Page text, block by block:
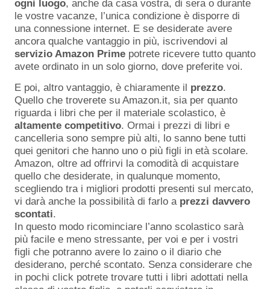
ogni luogo, anche da casa vostra, di sera o durante
le vostre vacanze, l’unica condizione è disporre di
una connessione internet. E se desiderate avere
ancora qualche vantaggio in più, iscrivendovi al
servizio Amazon Prime potrete ricevere tutto quanto
avete ordinato in un solo giorno, dove preferite voi.
E poi, altro vantaggio, è chiaramente il prezzo.
Quello che troverete su Amazon.it, sia per quanto
riguarda i libri che per il materiale scolastico, è
altamente competitivo. Ormai i prezzi di libri e
cancelleria sono sempre più alti, lo sanno bene tutti
quei genitori che hanno uno o più figli in età scolare.
Amazon, oltre ad offrirvi la comodità di acquistare
quello che desiderate, in qualunque momento,
scegliendo tra i migliori prodotti presenti sul mercato,
vi darà anche la possibilità di farlo a prezzi davvero
scontati.
In questo modo ricominciare l’anno scolastico sarà
più facile e meno stressante, per voi e per i vostri
figli che potranno avere lo zaino o il diario che
desiderano, perché scontato. Senza considerare che
in pochi click potrete trovare tutti i libri adottati nella